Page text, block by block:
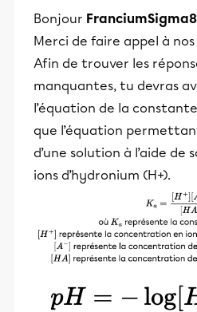
Bonjour
Merci de faire appel à nos
Afin de trouver les
manquantes, tu devras
l’équation de la
que l’équation
d’une solution à l’aide
ions d’hydronium (H+).